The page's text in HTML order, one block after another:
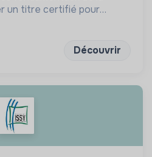
un titre certifié pour
d'affaires de demain
Découvrir